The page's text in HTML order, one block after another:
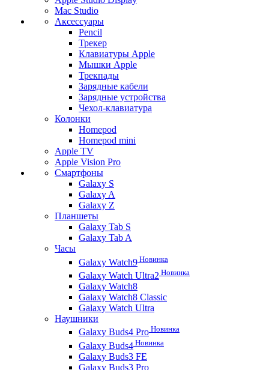
Mac Studio
Аксессуары
Pencil
Трекер
Клавиатуры Apple
Мышки Apple
Трекпады
Зарядные кабели
Зарядные устройства
Чехол-клавиатура
Колонки
Homepod
Homepod mini
Apple TV
Apple Vision Pro
Смартфоны
Galaxy S
Galaxy A
Galaxy Z
Планшеты
Galaxy Tab S
Galaxy Tab A
Часы
Galaxy Watch9 Новинка
Galaxy Watch Ultra2 Новинка
Galaxy Watch8
Galaxy Watch8 Classic
Galaxy Watch Ultra
Наушники
Galaxy Buds4 Pro Новинка
Galaxy Buds4 Новинка
Galaxy Buds3 FE
Galaxy Buds3 Pro